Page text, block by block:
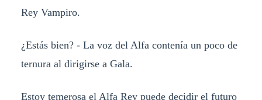
Rey Vampiro.
¿Estás bien? - La voz del Alfa contenía un poco de
ternura al dirigirse a Gala.
Estoy temerosa el Alfa Rey puede decidir el futuro